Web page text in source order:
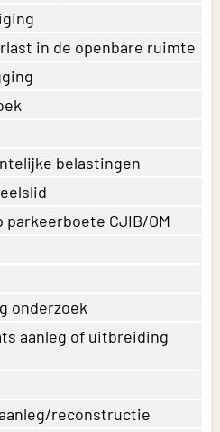
in de openbare ruimte
belastingen
CJIB/OM
onderzoek
aanleg of uitbreiding
reconstructie